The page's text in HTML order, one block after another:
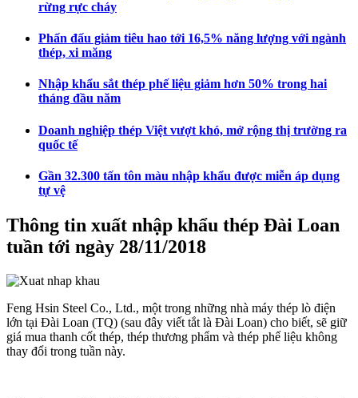
rừng rực cháy
Phấn đấu giảm tiêu hao tới 16,5% năng lượng với ngành
thép, xi măng
Nhập khẩu sắt thép phế liệu giảm hơn 50% trong hai
tháng đầu năm
Doanh nghiệp thép Việt vượt khó, mở rộng thị trường ra
quốc tế
Gần 32.300 tấn tôn màu nhập khẩu được miễn áp dụng
tự vệ
Thông tin xuất nhập khẩu thép Đài Loan
tuần tới ngày 28/11/2018
Feng Hsin Steel Co., Ltd., một trong những nhà máy thép lò điện
lớn tại Đài Loan (TQ) (sau đây viết tắt là Đài Loan) cho biết, sẽ giữ
giá mua thanh cốt thép, thép thương phẩm và thép phế liệu không
thay đổi trong tuần này.